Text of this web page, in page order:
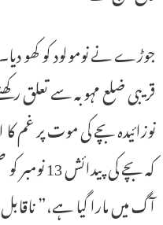
جوڑے نے نومولود کو کھو دیا۔
قریبی ضلع مہوبہ سے
نوزائیدہ بچے کی موت پر غم
آگ میں مارا گیا ہے،”